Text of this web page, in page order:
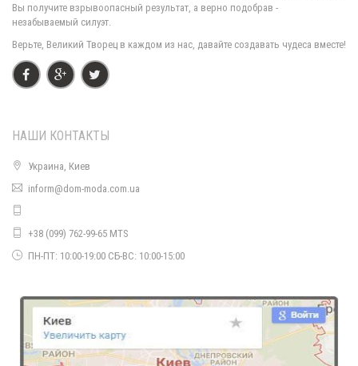
Модное платье гольф ангора
Вы получите взрывоопасный результат, а верно подобрав -
незабываемый силуэт.
Верьте, Великий Творец в каждом из нас, давайте создавать чудеса вместе!
НАШИ КОНТАКТЫ
Украина, Киев
inform@dom-moda.com.ua
+38 (099) 762-99-65 MTS
ПН-ПТ: 10:00-19:00 СБ-ВС: 10:00-15:00